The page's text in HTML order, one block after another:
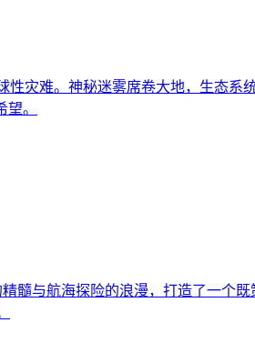
性灾难。神秘迷雾席卷大地，生态
。
髓与航海探险的浪漫，打造了一个